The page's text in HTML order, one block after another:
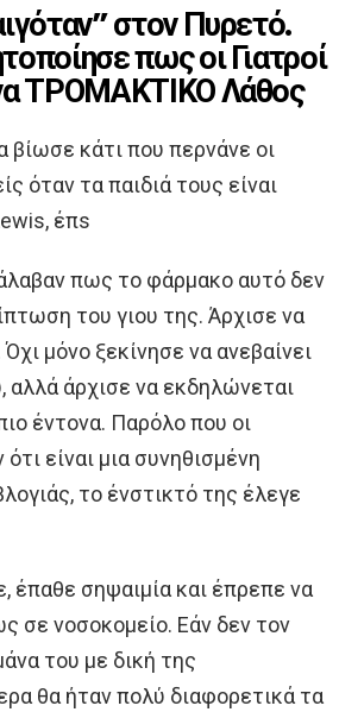
στον Πυρετό.
πως οι Γιατροί
ΤΡΟΜΑΚΤΙΚΟ Λάθος
κάτι που περνάνε οι
όταν τα παιδιά τους είναι
έπs
πως το φάρμακο αυτό δεν
του γιου της. Άρχισε να
μόνο ξεκίνησε να ανεβαίνει
αλλά άρχισε να εκδηλώνεται
έντονα. Παρόλο που οι
είναι μια συνηθισμένη
το ένστικτό της έλεγε
έπαθε σηψαιμία και έπρεπε να
σε νοσοκομείο. Εάν δεν τον
του με δική της
θα ήταν πολύ διαφορετικά τα